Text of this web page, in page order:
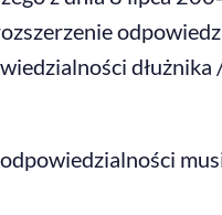
dłużnika